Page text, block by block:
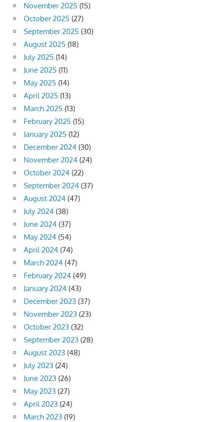
November 2025 (15)
October 2025 (27)
September 2025 (30)
August 2025 (18)
July 2025 (14)
June 2025 (11)
May 2025 (14)
April 2025 (13)
March 2025 (13)
February 2025 (15)
January 2025 (12)
December 2024 (30)
November 2024 (24)
October 2024 (22)
September 2024 (37)
August 2024 (47)
July 2024 (38)
June 2024 (37)
May 2024 (54)
April 2024 (74)
March 2024 (47)
February 2024 (49)
January 2024 (43)
December 2023 (37)
November 2023 (23)
October 2023 (32)
September 2023 (28)
August 2023 (48)
July 2023 (24)
June 2023 (26)
May 2023 (27)
April 2023 (24)
March 2023 (19)